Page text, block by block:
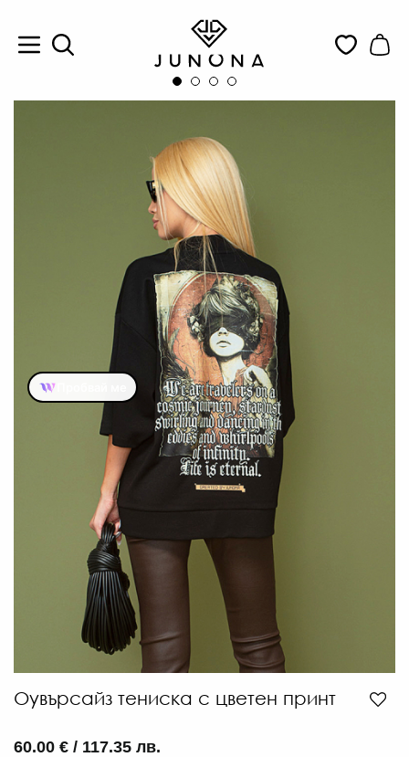
Оувърсайз тениска с цветен принт
60.00 € / 117.35 лв.